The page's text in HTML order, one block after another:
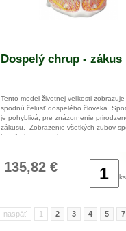
Dospelý chrup - zákus
Tento model životnej veľkosti
spodnú čelusť dospelého človeka.
je pohyblivá, pre znázornenie
zákusu. Zobrazenie všetkých zubov
koreňmi a nervami.
Rozmery: 11 x 11 x 12 cm
135,82 €
ks
naspäť 1 2 3 4 5 7